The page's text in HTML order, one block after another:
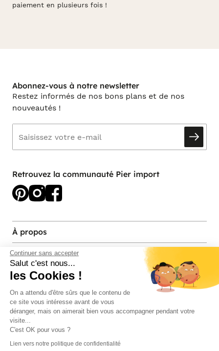
Continuer sans accepter
Salut c'est nous...
les Cookies !
On a attendu d'être sûrs que le contenu de
ce site vous intéresse avant de vous
déranger, mais on aimerait bien vous accompagner pendant votre
visite...
C'est OK pour vous ?
Lien vers notre politique de confidentialité
paiement en plusieurs fois !
Abonnez-vous à notre newsletter
Restez informés de nos bons plans et de nos
nouveautés !
Retrouvez la communauté Pier import
À propos
Services et contact
Magasins et Showrooms
Modes de paiement acceptés